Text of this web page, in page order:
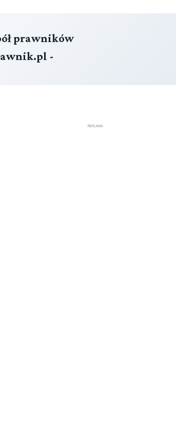
prawników
-
REKLAMA